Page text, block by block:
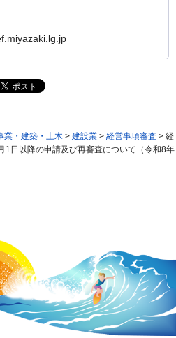
業・建築・土木 > 建設業 > 経営事項審査 > 経
1日以降の申請及び再審査について（令和8年